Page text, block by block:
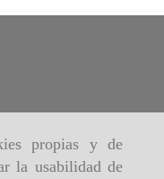
propias y de
la usabilidad de